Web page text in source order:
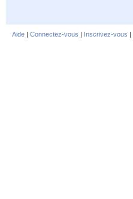
Aide | Connectez-vous | Inscrivez-vous |